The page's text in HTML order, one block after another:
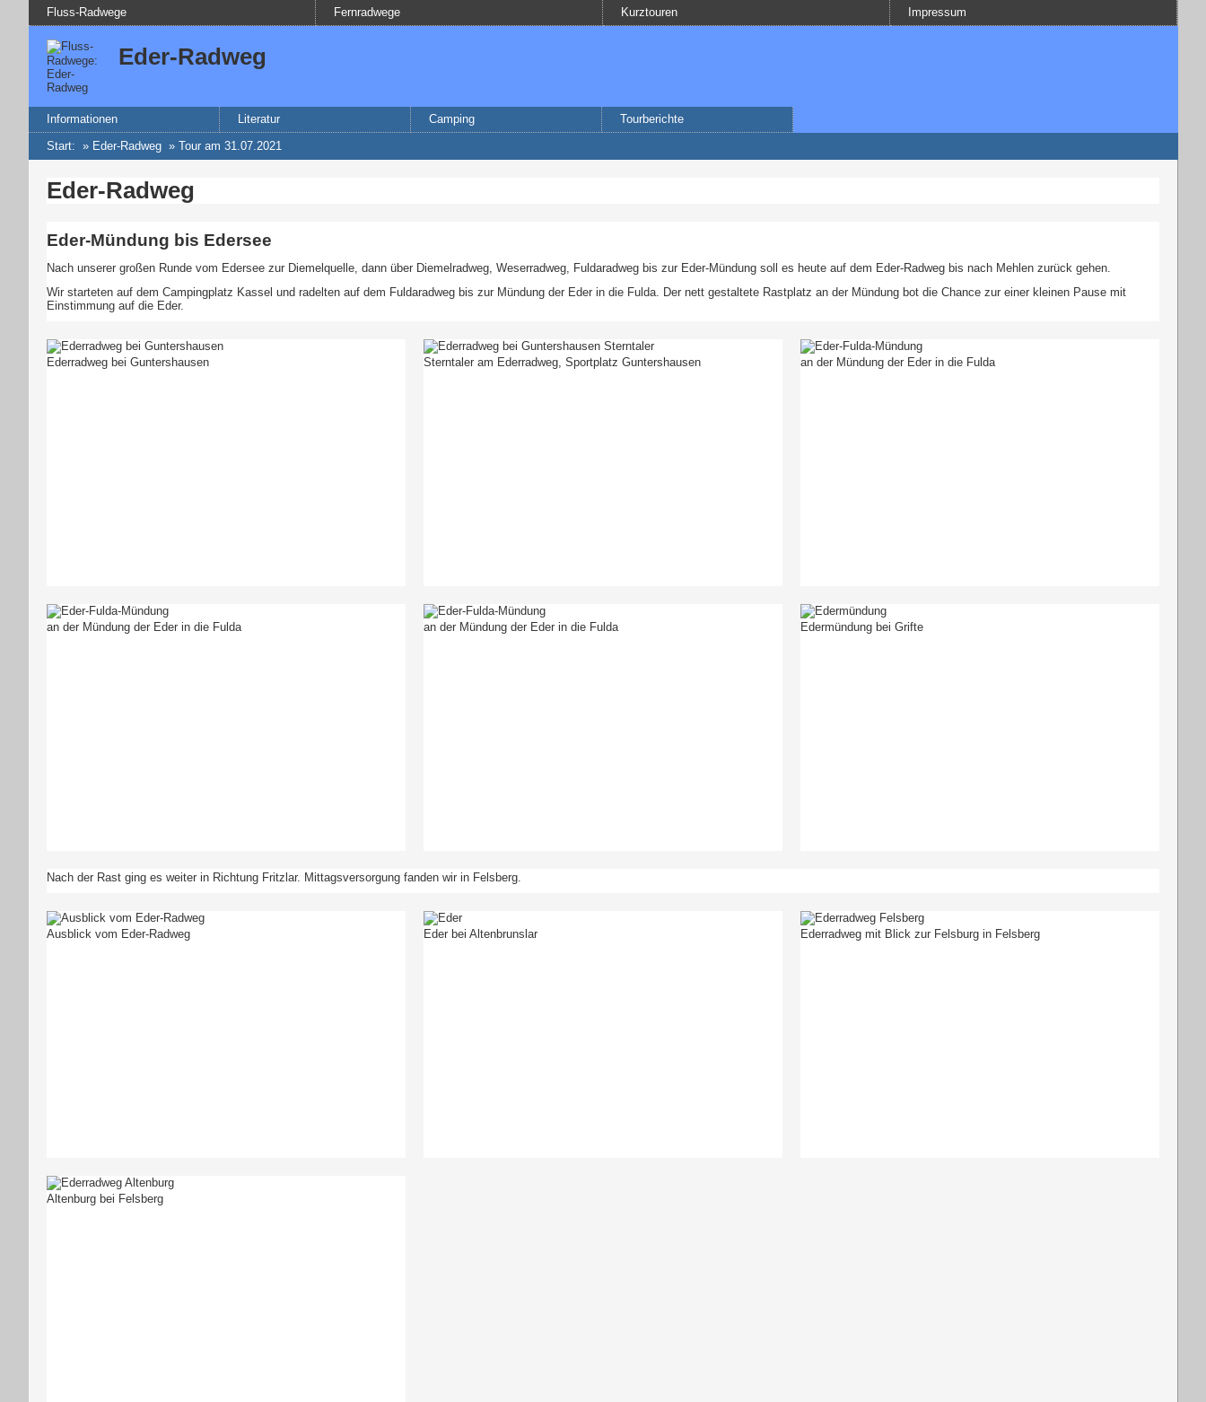
Fluss-Radwege Fernradwege Kurztouren Impressum
Eder-Radweg
Informationen Literatur Camping
Tourberichte
Start: » Eder-Radweg » Tour am 31.07.2021
Eder-Radweg
Eder-Mündung bis Edersee
Nach unserer großen Runde vom Edersee zur Diemelquelle, dann über Diemelradweg, Weserradweg, Fuldaradweg bis zur Eder-Mündung soll es heute auf dem Eder-Radweg bis nach Mehlen zurück gehen.
Wir starteten auf dem Campingplatz Kassel und radelten auf dem Fuldaradweg bis zur Mündung der Eder in die Fulda. Der nett gestaltete Rastplatz an der Mündung bot die Chance zur einer kleinen Pause mit
Einstimmung auf die Eder.
Ederradweg bei Guntershausen Sterntaler am Ederradweg, Sportplatz Guntershausen an der Mündung der Eder in die Fulda
an der Mündung der Eder in die Fulda an der Mündung der Eder in die Fulda Edermündung bei Grifte
Nach der Rast ging es weiter in Richtung Fritzlar. Mittagsversorgung fanden wir in Felsberg.
Ausblick vom Eder-Radweg Eder bei Altenbrunslar Ederradweg mit Blick zur Felsburg in Felsberg
Altenburg bei Felsberg